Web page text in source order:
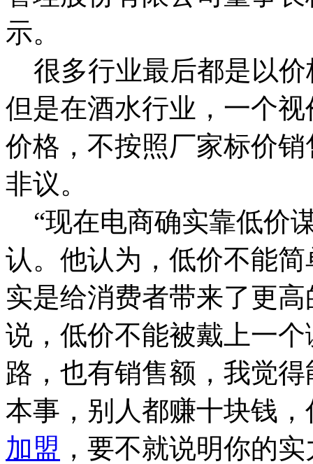
示。
很多行业最后都是以价
但是在酒水行业，一个
价格，不按照厂家标价
非议。
“现在电商确实靠低价
认。 他认为，低价不能
实是给消费者带来了更
说，低价不能被戴上一
路，也有销售额，我觉
本事，别人都赚十块钱
加盟 ，要不就说明你的